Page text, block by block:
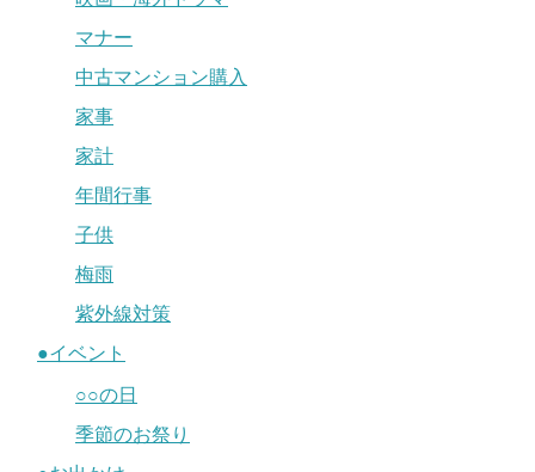
マナー
中古マンション購入
家事
家計
年間行事
子供
梅雨
紫外線対策
●イベント
○○の日
季節のお祭り